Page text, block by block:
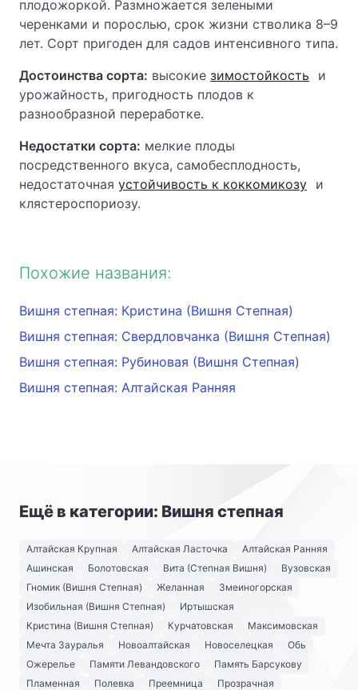
плодожоркой. Размножается зелеными
черенками и порослью, срок жизни стволика 8–9
лет. Сорт пригоден для садов интенсивного типа.
Достоинства сорта: высокие зимостойкость
и
урожайность, пригодность плодов к
разнообразной переработке.
Недостатки сорта: мелкие плоды
посредственного вкуса, самобесплодность,
недостаточная устойчивость к коккомикозу и
клястероспориозу.
Похожие названия:
Вишня степная: Кристина (Вишня Степная)
Вишня степная: Свердловчанка (Вишня Степная)
Вишня степная: Рубиновая (Вишня Степная)
Вишня степная: Алтайская Ранняя
Ещё в категории: Вишня степная
Алтайская Крупная Алтайская Ласточка
Алтайская Ранняя
Ашинская
Болотовская Вита (Степная Вишня)
Вузовская
Гномик (Вишня Степная)
Желанная
Змеиногорская
Изобильная (Вишня Степная)
Иртышская
Кристина (Вишня Степная)
Курчатовская
Максимовская
Мечта Зауралья
Новоалтайская Новоселецкая
Обь
Ожерелье
Памяти Левандовского
Память Барсукову
Пламенная
Полевка Преемница
Прозрачная